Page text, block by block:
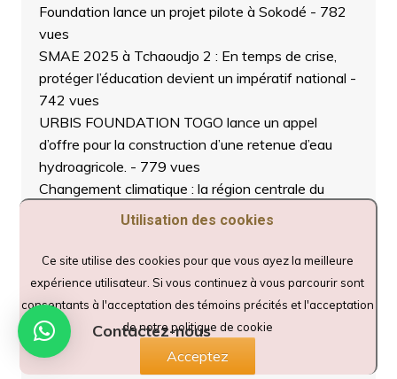
Foundation lance un projet pilote à Sokodé - 782
vues
SMAE 2025 à Tchaoudjo 2 : En temps de crise,
protéger l’éducation devient un impératif national -
742 vues
URBIS FOUNDATION TOGO lance un appel
d’offre pour la construction d’une retenue d’eau
hydroagricole. - 779 vues
Changement climatique : la région centrale du
Togo engage un vaste projet de restauration
Togo/Environnement : SADIL-Togo lance la
riposte verte contre la déforestation- 849 vues
Municipales 2025 : mobilisation totale pour UNIR à
Tindjassi et Djarkpanga dans la Plaine de MÔ
880 vues
TCHAOUDJO 1/ Municipales 2025 : Soulemane
Utilisation des cookies
Ce site utilise des cookies pour que vous ayez la meilleure
expérience utilisateur. Si vous continuez à vous parcourir sont
consentants à l'acceptation des témoins précités et l'acceptation
de notre politique de cookie
Acceptez
Contactez-nous